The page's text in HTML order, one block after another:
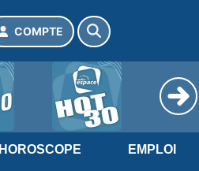
COMPTE
HOROSCOPE EMPLOI